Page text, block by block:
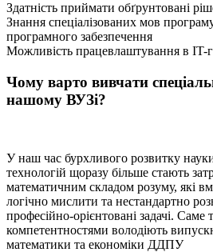
Здатність приймати обґрунтовані
Знання спеціалізованих мов
програмного забезпечення
Можливість працевлаштування в IT-
Чому варто вивчати
нашому ВУЗі?
У наш час бурхливого розвитку
технологій щоразу більше стають
математичним складом розуму, які
логічно мислити та нестандартно
професійно-орієнтовані задачі. Саме
компетентностями володіють
математики та економіки ДДПУ